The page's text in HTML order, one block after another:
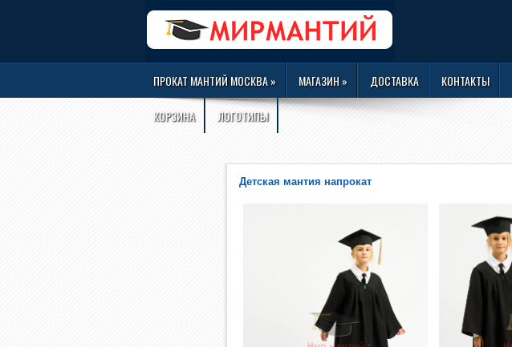
ПРОКАТ МАНТИЙ МОСКВА» МАГАЗИН» ДОСТАВКА КОНТАКТЫ
КОРЗИНА ЛОГОТИПЫ
Детская мантия напрокат